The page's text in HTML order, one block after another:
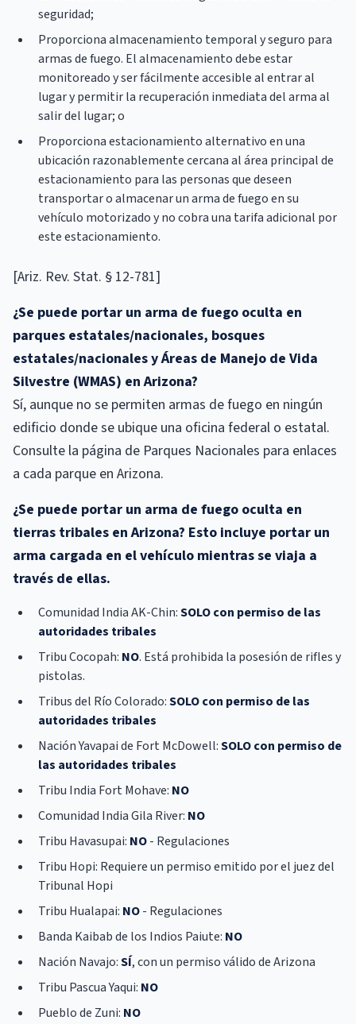
seguridad;
Proporciona almacenamiento temporal y seguro para
armas de fuego. El almacenamiento debe estar
monitoreado y ser fácilmente accesible al entrar al
lugar y permitir la recuperación inmediata del arma al
salir del lugar; o
Proporciona estacionamiento alternativo en una
ubicación razonablemente cercana al área principal de
estacionamiento para las personas que deseen
transportar o almacenar un arma de fuego en su
vehículo motorizado y no cobra una tarifa adicional por
este estacionamiento.
[Ariz. Rev. Stat. § 12-781]
¿Se puede portar un arma de fuego oculta en
parques estatales/nacionales, bosques
estatales/nacionales y Áreas de Manejo de Vida
Silvestre (WMAS) en Arizona?
Sí, aunque no se permiten armas de fuego en ningún
edificio donde se ubique una oficina federal o estatal.
Consulte la página de Parques Nacionales para enlaces
a cada parque en Arizona.
¿Se puede portar un arma de fuego oculta en
tierras tribales en Arizona? Esto incluye portar un
arma cargada en el vehículo mientras se viaja a
través de ellas.
Comunidad India AK-Chin:SOLO con permiso de las
autoridades tribales
Tribu Cocopah: NO. Está prohibida la posesión de rifles y
pistolas.
Tribus del Río Colorado:SOLO con permiso de las
autoridades tribales
Nación Yavapai de Fort McDowell:SOLO con permiso de
las autoridades tribales
Tribu India Fort Mohave: NO
Comunidad India Gila River: NO
Tribu Havasupai: NO- Regulaciones
Tribu Hopi: Requiere un permiso emitido por el juez del
Tribunal Hopi
Tribu Hualapai: NO- Regulaciones
Banda Kaibab de los Indios Paiute: NO
Nación Navajo:SÍ, con un permiso válido de Arizona
Tribu Pascua Yaqui: NO
Pueblo de Zuni: NO